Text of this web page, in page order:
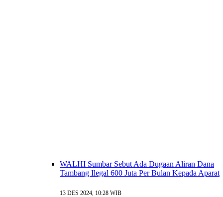
WALHI Sumbar Sebut Ada Dugaan Aliran Dana
Tambang Ilegal 600 Juta Per Bulan Kepada Aparat
13 DES 2024, 10:28 WIB